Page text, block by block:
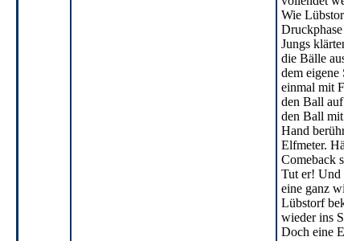
Wie Lübstorf
Druckphase
Jungs klärten
die Bälle aus
dem eigene
einmal mit
den Ball auf
den Ball mit
Hand berührt
Elfmeter. Hält
Comeback
Tut er! Und
eine ganz
Lübstorf
wieder ins
Doch eine